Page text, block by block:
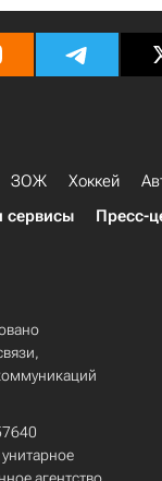
ЗОЖ Хоккей
сервисы Пресс-